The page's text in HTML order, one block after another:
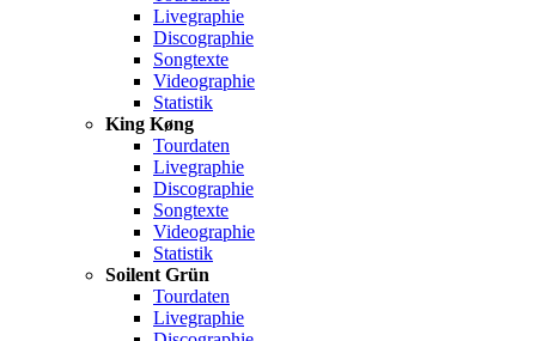
Livegraphie
Discographie
Songtexte
Videographie
Statistik
King Køng
Tourdaten
Livegraphie
Discographie
Songtexte
Videographie
Statistik
Soilent Grün
Tourdaten
Livegraphie